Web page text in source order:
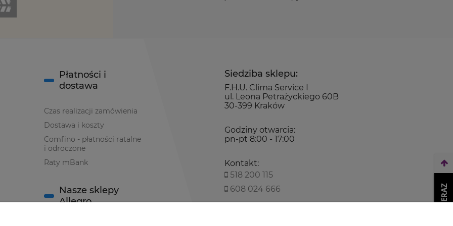
Siedziba sklepu:
F.H.U. Clima Service I
ul. Leona Petrażyckiego 60B
30-399 Kraków
Godziny otwarcia:
pn-pt 8:00 - 17:00
Kontakt:
518 200 115
608 024 666
Płatności i
dostawa
Czas realizacji zamówienia
Dostawa i koszty
Comfino - płatności ratalne
i odroczone
Raty mBank
Nasze sklepy
Allegro